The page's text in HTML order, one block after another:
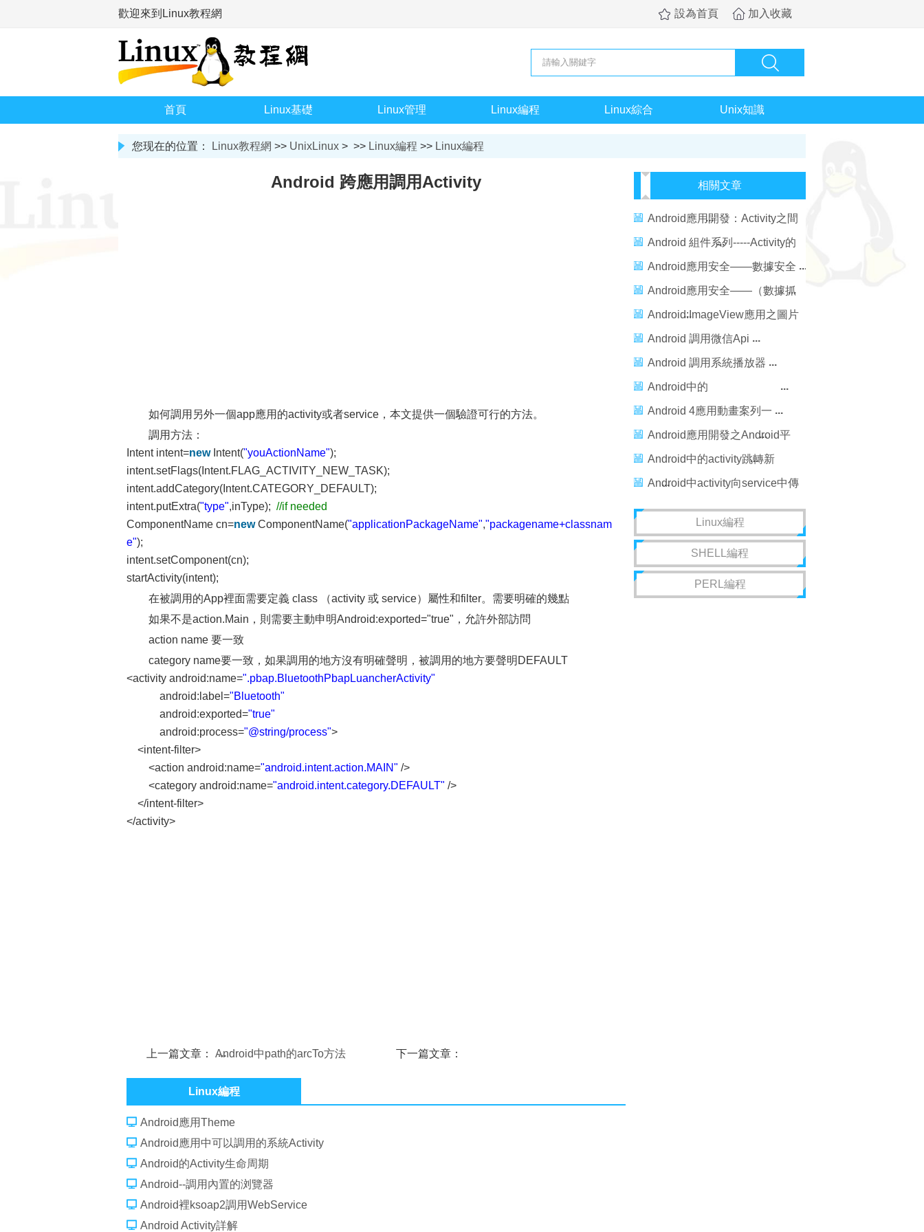
歡迎來到Linux教程網 設為首頁 加入收藏
首頁 Linux基礎 Linux管理 Linux編程 Linux綜合 Unix知識
您现在的位置： Linux教程網 >> UnixLinux > >> Linux編程 >> Linux編程
Android 跨應用調用Activity
如何調用另外一個app應用的activity或者service，本文提供一個驗證可行的方法。
調用方法：
Intent intent=newIntent("youActionName");
intent.setFlags(Intent.FLAG_ACTIVITY_NEW_TASK);
intent.addCategory(Intent.CATEGORY_DEFAULT);
intent.putExtra("type",inType); //if needed
ComponentName cn=newComponentName("applicationPackageName","packagename+classnam
e");
intent.setComponent(cn);
startActivity(intent);
在被調用的App裡面需要定義 class （activity 或 service）屬性和filter。需要明確的幾點
如果不是action.Main，則需要主動申明Android:exported="true"，允許外部訪問
action name 要一致
category name要一致，如果調用的地方沒有明確聲明，被調用的地方要聲明DEFAULT
<activity android:name=".pbap.BluetoothPbapLuancherActivity"
android:label="Bluetooth"
android:exported="true"
android:process="@string/process">
<intent-filter>
<action android:name="android.intent.action.MAIN" />
<category android:name="android.intent.category.DEFAULT" />
</intent-filter>
</activity>
上一篇文章：Android中path的arcTo方法
下一篇文章：
Linux編程
Android應用Theme
Android應用中可以調用的系統Activity
Android的Activity生命周期
Android--調用內置的浏覽器
Android裡ksoap2調用WebService
Android Activity詳解
相關文章
Android應用開發：Activity之間
的參數傳遞
Android 組件系列-----Activity的
傳值和回傳值
Android應用安全——數據安全
Android應用安全——（數據抓
包）跟蹤監控Android數據包
Android:ImageView應用之圖片
浏覽器
Android 調用微信Api
Android 調用系統播放器
Android中的
android:layout_weight講解
Android 4應用動畫案列一
Android應用開發之Android平
台向web應用提交信息
Android中的activity跳轉新
activity以及相互傳值
Android中activity向service中傳
值
Linux編程
SHELL編程
PERL編程